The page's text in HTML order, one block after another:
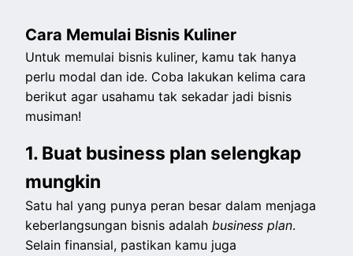
Cara Memulai Bisnis Kuliner
Untuk memulai bisnis kuliner, kamu tak hanya
perlu modal dan ide. Coba lakukan kelima cara
berikut agar usahamu tak sekadar jadi bisnis
musiman!
1. Buat business plan selengkap
mungkin
Satu hal yang punya peran besar dalam menjaga
keberlangsungan bisnis adalahbusiness plan.
Selain finansial, pastikan kamu juga